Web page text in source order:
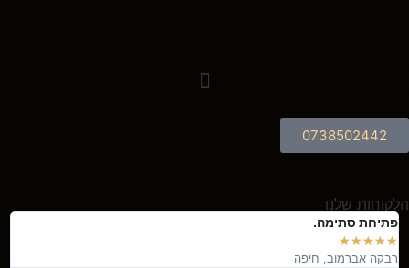
0738502442
הלקוחות שלנו
פתיחת סתימה.
★
★
★
★
★
רבקה אברמוב, חיפה